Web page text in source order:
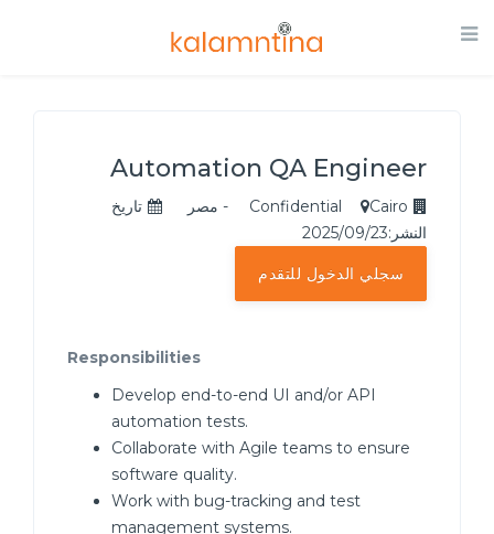
Automation QA Engineer
Confidential Cairo - مصر
تاريخ
النشر:2025/09/23
سجلي الدخول للتقدم
Responsibilities
Develop end-to-end UI and/or API
automation tests.
Collaborate with Agile teams to ensure
software quality.
Work with bug-tracking and test
management systems.